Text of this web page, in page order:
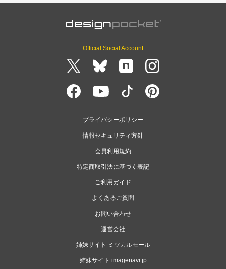
Official Social Account
プライバシーポリシー
情報セキュリティ方針
会員利用規約
特定商取引法に基づく表記
ご利用ガイド
よくあるご質問
お問い合わせ
運営会社
姉妹サイト ミツカルモール
姉妹サイト imagenavi.jp